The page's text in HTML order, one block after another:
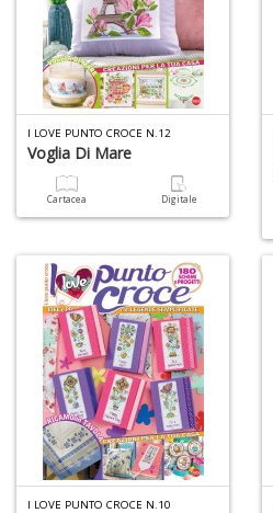
I LOVE PUNTO CROCE N.12
Voglia Di Mare
Cartacea Digitale
I LOVE PUNTO CROCE N.10